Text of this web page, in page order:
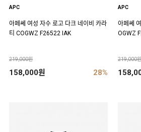
APC
아페쎄 여성 자수 로고 다크 네이비 카라
티 COGWZ F26522 IAK
219,000원
158,000원 28%
APC
아페쎄
OGWZ
219,000원